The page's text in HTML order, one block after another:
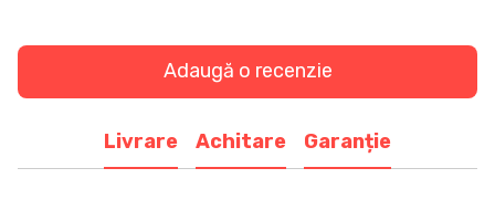
Adaugă o recenzie
Livrare Achitare Garanție